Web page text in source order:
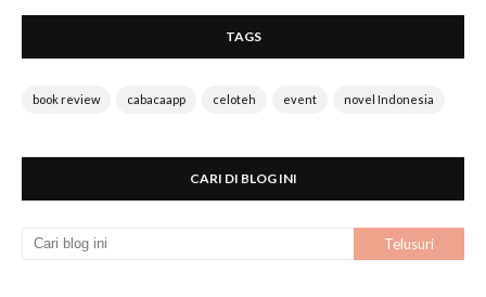
TAGS
book review cabacaapp celoteh event novel Indonesia
CARI DI BLOG INI